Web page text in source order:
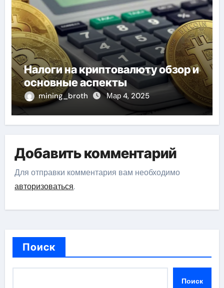
Налоги на криптовалюту обзор и
основные аспекты
mining_broth Мар 4, 2025
Добавить комментарий
Для отправки комментария вам необходимо
авторизоваться.
Поиск
Поиск